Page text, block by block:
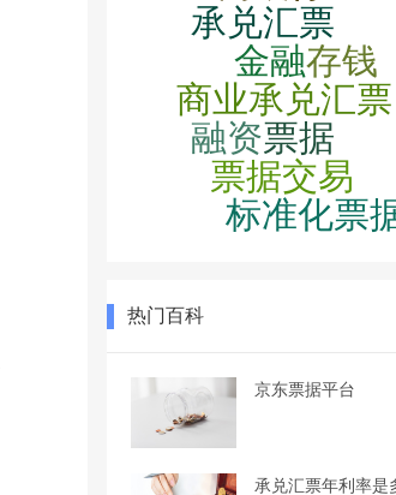
热门百科
京东票据平台
承兑汇票年利率是